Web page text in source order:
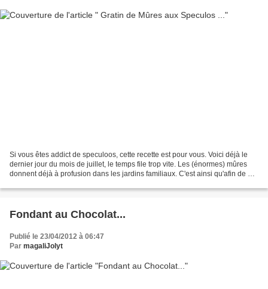
Si vous êtes addict de speculoos, cette recette est pour vous. Voici déjà le
dernier jour du mois de juillet, le temps file trop vite. Les (énormes) mûres
donnent déjà à profusion dans les jardins familiaux. C'est ainsi qu'afin de ne
Fondant au Chocolat...
Publié le 23/04/2012 à 06:47
Par magaliJolyt